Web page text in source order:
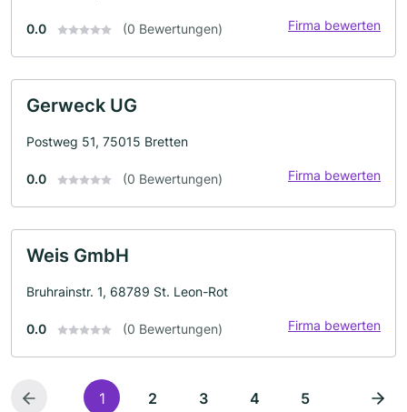
0.0 (0 Bewertungen) Firma bewerten
Gerweck UG
Postweg 51, 75015 Bretten
0.0 (0 Bewertungen) Firma bewerten
Weis GmbH
Bruhrainstr. 1, 68789 St. Leon-Rot
0.0 (0 Bewertungen) Firma bewerten
1 2 3 4 5